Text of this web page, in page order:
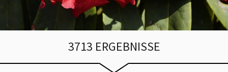
3713 ERGEBNISSE